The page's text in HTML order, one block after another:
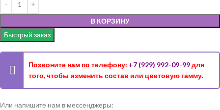
В КОРЗИНУ
Быстрый заказ
Позвоните нам по телефону: +7 (929) 992-09-99для
того, чтобы изменить состав или цветовую гамму.
Или напишите нам в мессенджеры: